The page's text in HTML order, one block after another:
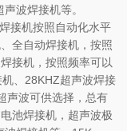
波焊接机等。
接机按照自动化水平
全自动焊接机，按照
接机，按照频率可以
、28KHZ超声波焊接
声波可供选择，总有
池焊接机，超声波极